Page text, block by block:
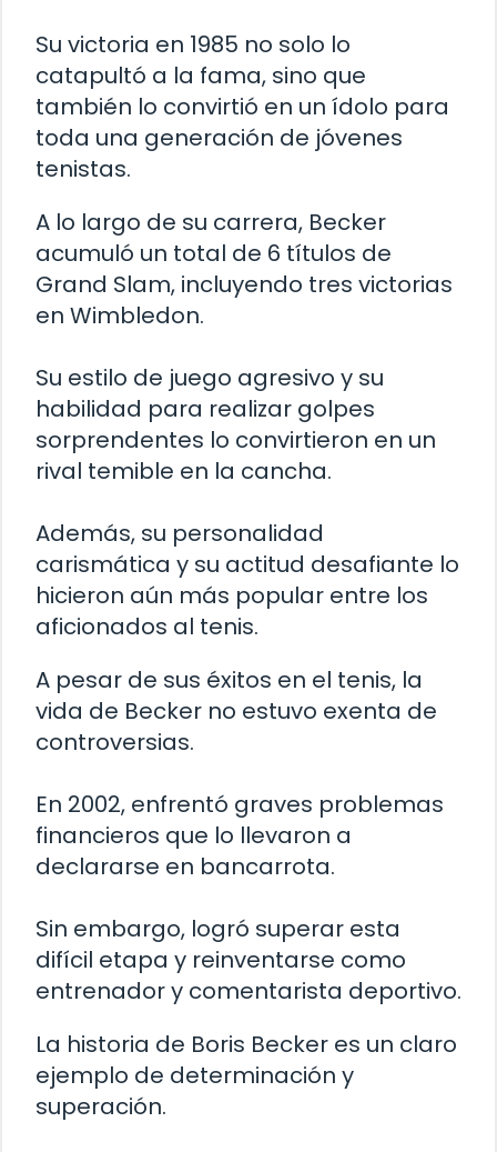
Su victoria en 1985 no solo lo
catapultó a la fama, sino que
también lo convirtió en un ídolo para
toda una generación de jóvenes
tenistas.
A lo largo de su carrera, Becker
acumuló un total de 6 títulos de
Grand Slam, incluyendo tres victorias
en Wimbledon.
Su estilo de juego agresivo y su
habilidad para realizar golpes
sorprendentes lo convirtieron en un
rival temible en la cancha.
Además, su personalidad
carismática y su actitud desafiante lo
hicieron aún más popular entre los
aficionados al tenis.
A pesar de sus éxitos en el tenis, la
vida de Becker no estuvo exenta de
controversias.
En 2002, enfrentó graves problemas
financieros que lo llevaron a
declararse en bancarrota.
Sin embargo, logró superar esta
difícil etapa y reinventarse como
entrenador y comentarista deportivo.
La historia de Boris Becker es un claro
ejemplo de determinación y
superación.